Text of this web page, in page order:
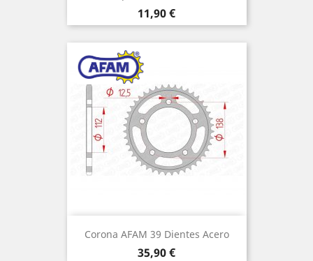
Precio
11,90 €
Corona AFAM 39 Dientes Acero
Precio
35,90 €